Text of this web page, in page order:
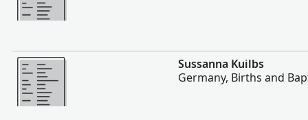
Vairāk
Sussanna Kuilbs
Germany, Births and